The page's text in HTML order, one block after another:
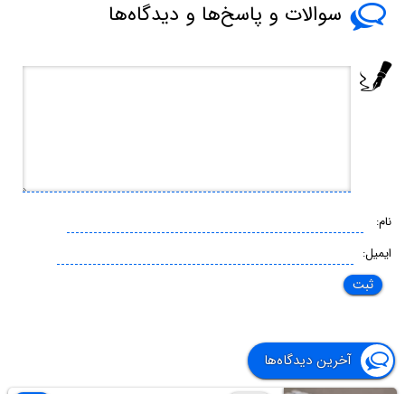
سوالات و پاسخ‌ها و دیدگاه‌ها
نام:
ایمیل:
آخرین دیدگاه‌ها